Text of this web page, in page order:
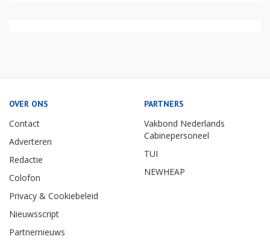
OVER ONS
Contact
Adverteren
Redactie
Colofon
Privacy & Cookiebeleid
Nieuwsscript
Partnernieuws
PARTNERS
Vakbond Nederlands
Cabinepersoneel
TUI
NEWHEAP